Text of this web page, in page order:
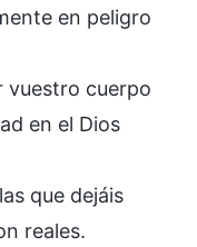
en peligro
vuestro cuerpo
en el Dios
que dejáis
reales.